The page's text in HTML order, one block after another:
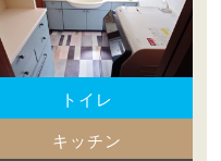
トイレ
キッチン